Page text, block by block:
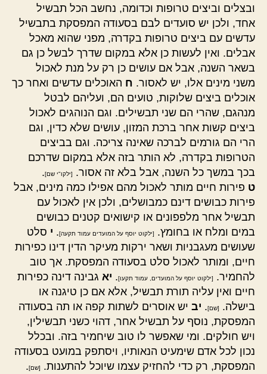
ובצלים וביצים טרופות וכדומה, נחשב הכל תבשיל
אחד, ולכן יש סועדים לבם בסעודה המפסקת בתבשיל
עדשים עם ביצים טרופות בקדרה, מפני שהוא מאכל
אבלים. ואין לעשות כן אלא במקום שדרך לבשל כן גם
בשאר השנה, אבל אם עושים כן רק על מנת לאכול
משני מינים אלו, יש לאסור. ח האוכלים עדשים ואחר כך
אוכלים ביצים שלוקות, טועים הם, ועליהם לבטל
מנהגם, שהרי הם שני תבשילים. וגם הנוהגים לאכול
ביצים קשות אחר ברכת המזון, עושים שלא כדין, וגם
הרי הם גורמים לברכה שאינה צריכה. וגם בביצים
הטרופות בקדרה, לא הותר בזה אלא במקום שדרכם
בכך במשך כל השנה, אבל בלא זה אסור.
[ילקו"י שם].
ט פירות חיים מותר לאכול מהם אפילו כמה מינים, אבל
פירות כבושים דינם כמבושלים, ולכן אין לאכול עם
תבשיל אחר מלפפונים או קישואים קטנים כבושים
במים ומלח או בחומץ.
[ילקוט יוסף על המועדים עמוד תקעה]. י סלט
שעושים מעגבניות ושאר ירקות מעיקר הדין דינו כפירות
חיים, ומותר לאכול סלט בסעודה המפסקת. אך טוב
להחמיר.
[ילקוט יוסף על המועדים, עמוד תקעו]. יא גבינה דינה כפירות
חיים ואין עליה תורת תבשיל, אלא אם כן טיגנה או
בישלה.
[שם]. יב יש אוסרים לשתות קפה או תה בסעודה
המפסקת, נוסף על תבשיל אחר, דהוי כשני תבשילין,
ויש חולקים. ומי שאפשר לו טוב שיחמיר בזה. ובכלל
נכון לכל אדם שימעיט הנאותיו, ויסתפק במועט בסעודה
המפסקת, רק כדי להחזיק עצמו שיוכל להתענות.
[שם].